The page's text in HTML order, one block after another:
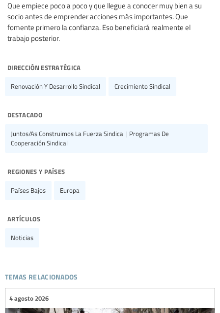
Que empiece poco a poco y que llegue a conocer muy bien a su
socio antes de emprender acciones más importantes. Que
fomente primero la confianza. Eso beneficiará realmente el
trabajo posterior.
dirección estratégica
Renovación Y Desarrollo Sindical Crecimiento Sindical
destacado
Juntos/as Construimos La Fuerza Sindical | Programas De
Cooperación Sindical
regiones y países
Países Bajos Europa
artículos
Noticias
temas relacionados
4 agosto 2026